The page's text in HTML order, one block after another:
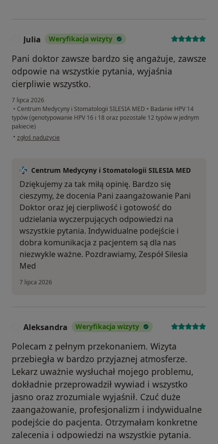
Julia Weryfikacja wizyty
Pani doktor zawsze bardzo się angażuje, zawsze
odpowie na wszystkie pytania, wyjaśnia
cierpliwie wszystko.
7 lipca 2026
• Centrum Medycyny i Stomatologii SILESIA MED • Badanie HPV 14
typów (genotypowanie HPV 16 i 18 oraz pozostałe 12 typów w jednym
pakiecie)
• w opinii użytkownika Julia
zgłoś nadużycie
Centrum Medycyny i Stomatologii SILESIA MED
Dziękujemy za tak miłą opinię. Bardzo się
cieszymy, że docenia Pani zaangażowanie Pani
Doktor oraz jej cierpliwość i gotowość do
udzielania wyczerpujących odpowiedzi na
wszystkie pytania. Indywidualne podejście i
dobra komunikacja z pacjentem są dla nas
niezwykle ważne. Pozdrawiamy, Zespół Silesia
Med
7 lipca 2026
Aleksandra Weryfikacja wizyty
Polecam z pełnym przekonaniem. Wizyta
przebiegła w bardzo przyjaznej atmosferze.
Lekarz uważnie wysłuchał mojego problemu,
dokładnie przeprowadził wywiad i wszystko
jasno oraz zrozumiale wyjaśnił. Czuć duże
zaangażowanie, profesjonalizm i indywidualne
podejście do pacjenta. Otrzymałam konkretne
zalecenia i odpowiedzi na wszystkie pytania.